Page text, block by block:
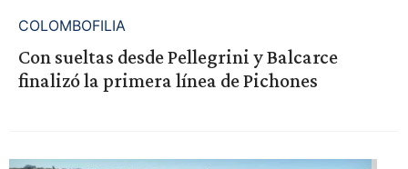
COLOMBOFILIA
Con sueltas desde Pellegrini y Balcarce
finalizó la primera línea de Pichones